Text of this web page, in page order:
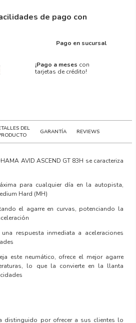
de pago con
Pago en sucursal
¡Pago a meses con
tarjetas de crédito!
DEL
GARANTÍA REVIEWS
AVID ASCEND GT 83H se caracteriza
para cualquier día en la autopista,
Hard (MH)
el agarre en curvas, potenciando la
respuesta inmediata a aceleraciones
este neumático, ofrece el mejor agarre
lo que la convierte en la llanta
distinguido por ofrecer a sus clientes lo